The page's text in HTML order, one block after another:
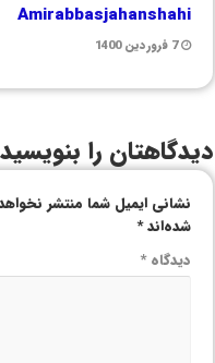
Amirabbasjahanshahi
7 فروردین 1400
دیدگاهتان را بنویسید
نشانی ایمیل شما منتشر
شده‌اند*
دیدگاه*